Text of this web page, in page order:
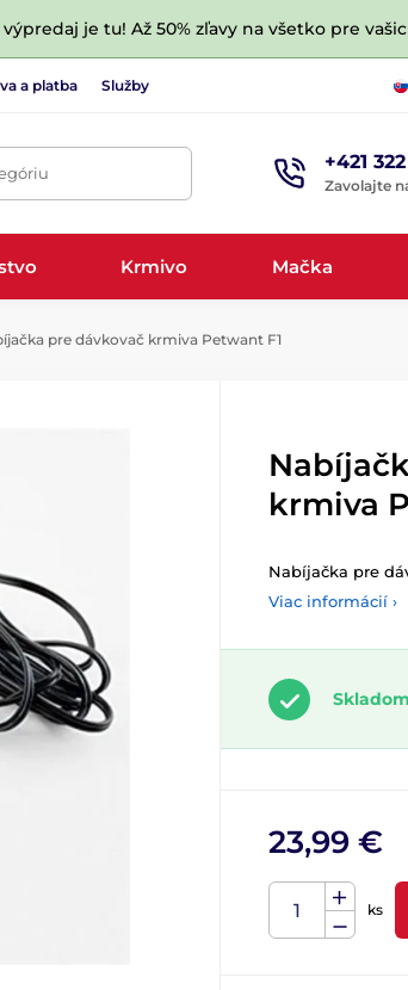
je tu! Až 50% zľavy na všetko pre
a platba Služby
+421
Zavolajte
Krmivo Mačka
pre dávkovač krmiva Petwant F1
krmiva
Nabíjačka pre
Viac informácií ›
23,99 €
ks